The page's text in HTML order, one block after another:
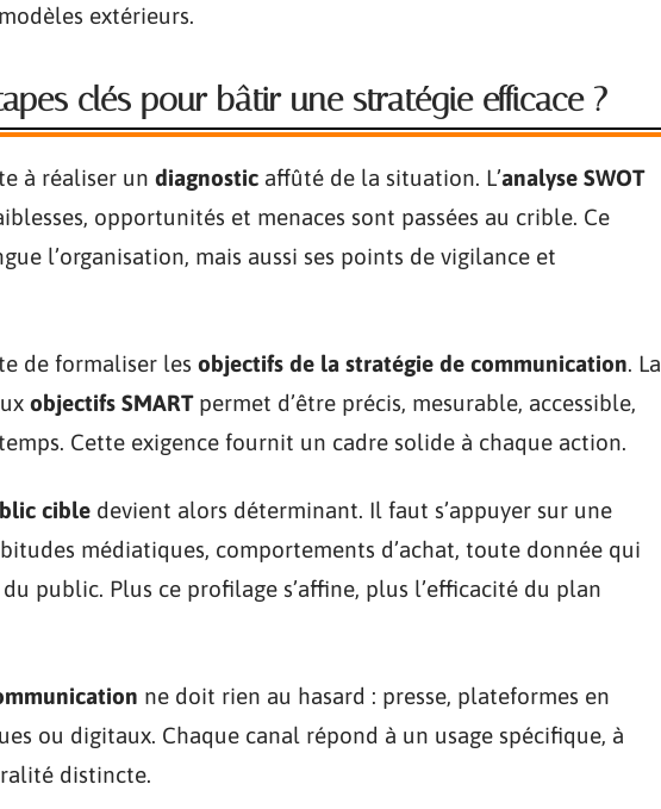
extérieurs.
clés pour bâtir une stratégie efficace ?
à réaliser un diagnostic affûté de la situation. L’analyse SWOT
opportunités et menaces sont passées au crible. Ce
l’organisation, mais aussi ses points de vigilance et
de formaliser les objectifs de la stratégie de communication. La
objectifs SMARTpermet d’être précis, mesurable, accessible,
Cette exigence fournit un cadre solide à chaque action.
cible devient alors déterminant. Il faut s’appuyer sur une
médiatiques, comportements d’achat, toute donnée qui
public. Plus ce profilage s’affine, plus l’efficacité du plan
ne doit rien au hasard : presse, plateformes en
ou digitaux. Chaque canal répond à un usage spécifique, à
distincte.